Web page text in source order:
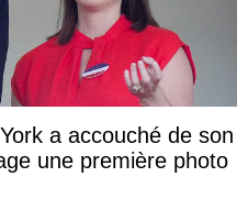
a accouché de son
une première photo